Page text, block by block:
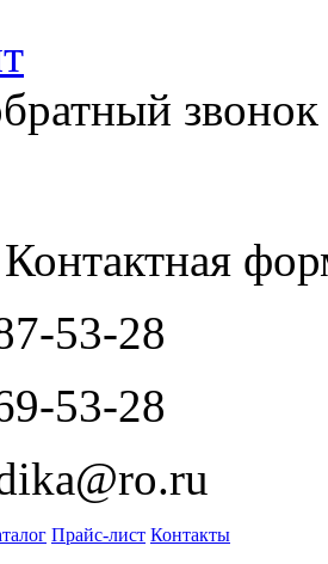
звонок
Контактная
53-28
53-28
Прайс-лист Контакты